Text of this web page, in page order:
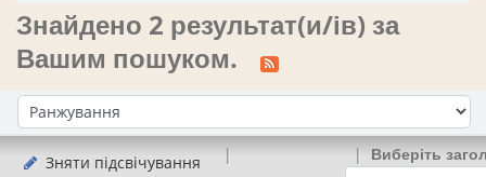
Знайдено 2 результат(и/ів) за
Вашим пошуком.
Сортувати за:
Зняти підсвічування
Виберіть